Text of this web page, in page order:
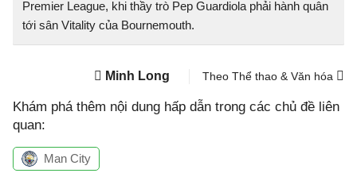
Premier League, khi thầy trò Pep Guardiola phải hành quân
tới sân Vitality của Bournemouth.
Minh Long Theo Thể thao & Văn hóa
Khám phá thêm nội dung hấp dẫn trong các chủ đề liên
quan:
Man City